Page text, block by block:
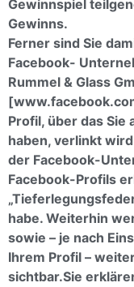
Gewinnspiel
Gewinns.
Ferner sind Sie
Facebook-
Rummel & Glass
Profil, über das Sie
haben, verlinkt
der Facebook-
Facebook-Profils
habe. Weiterhin
sowie – je nach
Ihrem Profil –
sichtbar.Sie